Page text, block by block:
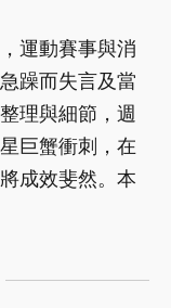
運動賽事與消
躁而失言及當
理與細節，週
巨蟹衝刺，在
成效斐然。本